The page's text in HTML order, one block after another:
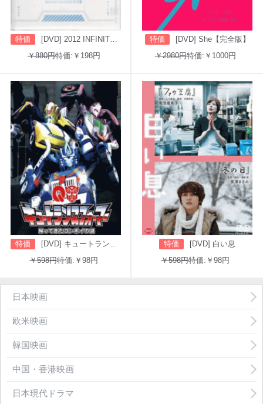
特価
[DVD] 2012 INFINITE CONCERT SECOND INVASION: EVOLUTION
￥880円特価:￥198円
特価
[DVD] She【完全版】
￥2980円特価:￥1000円
特価
[DVD] キュートランスフォーマー 帰ってきたコンボイの謎
￥598円特価:￥98円
特価
[DVD] 白い息
￥598円特価:￥98円
日本映画
欧米映画
韓国映画
中国・香港映画
日本現代ドラマ